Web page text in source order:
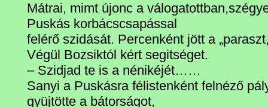
Mátrai, mimt újonc a
Puskás korbácscsapással
felérő szidását. Percenként jött a
Végül Bozsiktól kért segitséget.
– Szidjad te is a nénikéjét……
Sanyi a Puskásra félistenként felnéző
gyüjtötte a bátorságot,